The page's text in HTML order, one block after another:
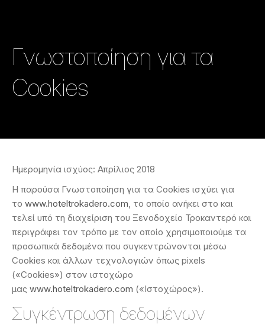
Γνωστοποίηση για τα
Cookies
Ημερομηνία ισχύος: Απρίλιος 2018
Η παρούσα Γνωστοποίηση για τα Cookies ισχύει για
το www.hoteltrokadero.com , το οποίο ανήκει στο και
τελεί υπό τη διαχείριση του Ξενοδοχείο Τροκαντερό και
περιγράφει τον τρόπο με τον οποίο χρησιμοποιούμε τα
προσωπικά δεδομένα που συγκεντρώνονται μέσω
Cookies και άλλων τεχνολογιών όπως pixels
(«Cookies») στον ιστοχώρο
μας www.hoteltrokadero.com («Ιστοχώρος»).
Συγκέντρωση δεδομένων